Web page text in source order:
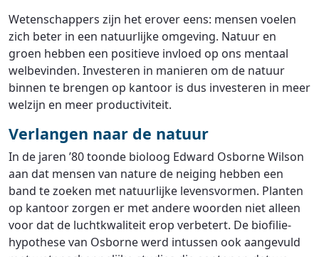
Wetenschappers zijn het erover eens: mensen voelen
zich beter in een natuurlijke omgeving. Natuur en
groen hebben een positieve invloed op ons mentaal
welbevinden. Investeren in manieren om de natuur
binnen te brengen op kantoor is dus investeren in meer
welzijn en meer productiviteit.
Verlangen naar de natuur
In de jaren ’80 toonde bioloog Edward Osborne Wilson
aan dat mensen van nature de neiging hebben een
band te zoeken met natuurlijke levensvormen. Planten
op kantoor zorgen er met andere woorden niet alleen
voor dat de luchtkwaliteit erop verbetert. De biofilie-
hypothese van Osborne werd intussen ook aangevuld